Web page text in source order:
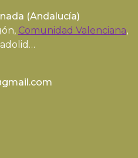
(Andalucía)
Comunidad Valenciana,